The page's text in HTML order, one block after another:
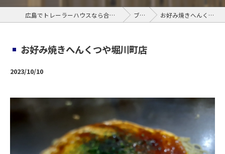
広島でトレーラーハウスなら合同会社サンクビジョン ブログ お好み焼きへんくつや堀川町店
お好み焼きへんくつや堀川町店
2023/10/10